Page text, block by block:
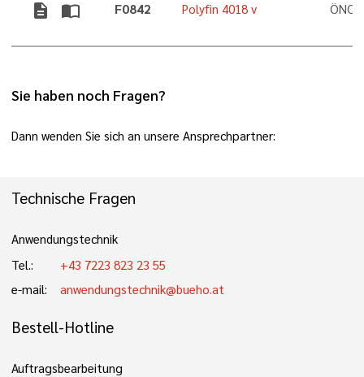
description import_contacts F0842 Polyfin 4018 v
Sie haben noch Fragen?
Dann wenden Sie sich an unsere Ansprechpartner:
Technische Fragen
Anwendungstechnik
Tel.:
+43 7223 823 23 55
e-mail:
anwendungstechnik@bueho.at
Bestell-Hotline
Auftragsbearbeitung